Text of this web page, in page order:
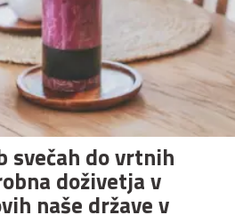
svečah do vrtnih
doživetja v
naše države v